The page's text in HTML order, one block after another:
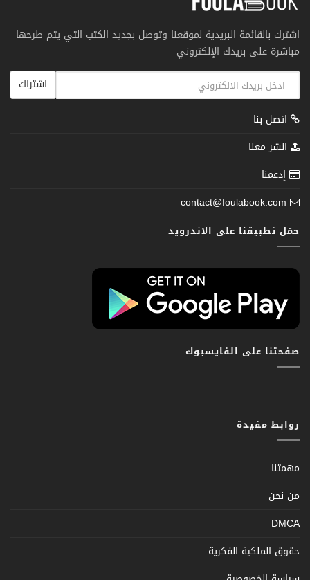
اشترك بالقائمة البريدية لموقعنا وتوصل بجديد الكتب التي يتم طرحها
مباشرة على بريدك الإلكتروني
اشتراك
اتصل بنا
انشر معنا
إدعمنا
contact@foulabook.com
حمّل تطبيقنا على الاندرويد
صفحتنا على الفايسبوك
روابط مفيدة
مهمتنا
من نحن
DMCA
حقوق الملكية الفكرية